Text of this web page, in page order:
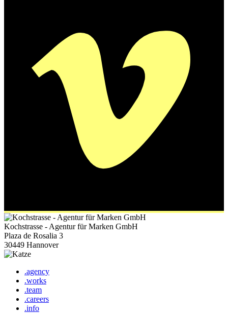
Kochstrasse - Agentur für Marken GmbH
Plaza de Rosalia 3
30449 Hannover
.agency
.works
.team
.careers
.info